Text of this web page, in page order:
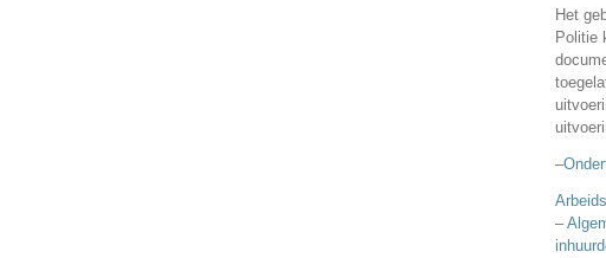
Het
Politie
–
–